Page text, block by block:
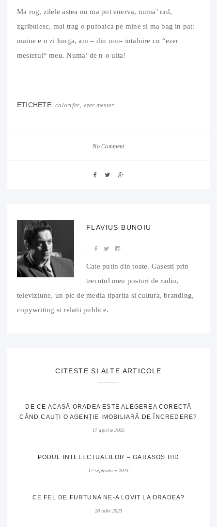
Ma rog, zilele astea nu ma pot enerva, numa’ rad,
zgribulesc, mai trag o pufoaica pe mine si ma bag in pat:
maine e o zi lunga, am – din nou- intalnire cu “ezer
mesterul“ meu. Numa’ de n-o uita!
ETICHETE:calorifer ezer mester
No Comment
FLAVIUS BUNOIU
Cate putin din toate. Gasesti prin
trecutul meu posturi de radio,
televiziune, un pic de media tiparita si cultura, branding,
copywriting si relatii publice.
CITESTE SI ALTE ARTICOLE
DE CE ACASĂ ORADEA ESTE ALEGEREA CORECTĂ
CÂND CAUȚI O AGENȚIE IMOBILIARĂ DE ÎNCREDERE?
17 aprilie 2025
PODUL INTELECTUALILOR – GARASOS HID
12 septembrie 2023
CE FEL DE FURTUNA NE-A LOVIT LA ORADEA?
28 iulie 2023